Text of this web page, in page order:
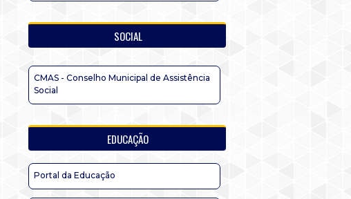
SOCIAL
CMAS - Conselho Municipal de Assistência
Social
EDUCAÇÃO
Portal da Educação